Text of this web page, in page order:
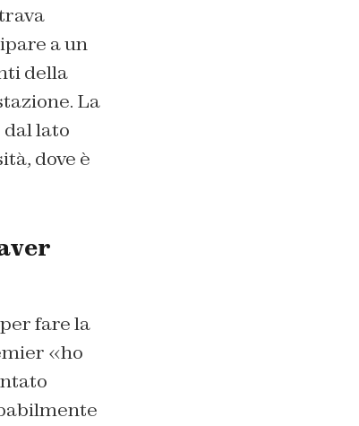
a un
della
La
dal lato
dove è
fare la
«ho